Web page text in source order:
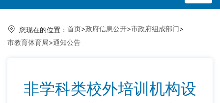
您现在的位置： 首页>政府信息公开>市政府组成部门>
市教育体育局>通知公告
非学科类校外培训机构设